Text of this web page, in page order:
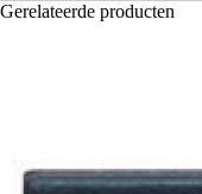
Gerelateerde producten